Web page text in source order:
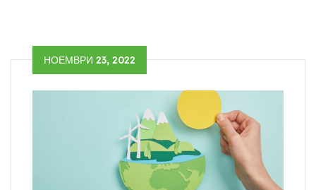
НОЕМВРИ 23, 2022